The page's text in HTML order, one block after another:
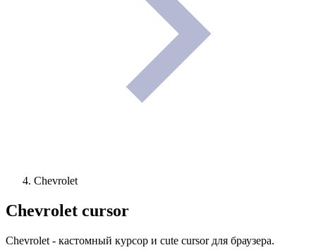
Chevrolet
Chevrolet cursor
Chevrolet - кастомный курсор и cute cursor для браузера.